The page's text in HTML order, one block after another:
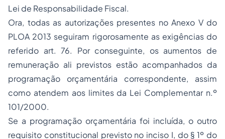
Lei de Responsabilidade Fiscal.
Ora, todas as autorizações presentes no Anexo V do
PLOA 2013 seguiram rigorosamente as exigências do
referido art. 76. Por conseguinte, os aumentos de
remuneração ali previstos estão acompanhados da
programação orçamentária correspondente, assim
como atendem aos limites da Lei Complementar n.º
101/2000.
Se a programação orçamentária foi incluída, o outro
requisito constitucional previsto no inciso I, do § 1º do